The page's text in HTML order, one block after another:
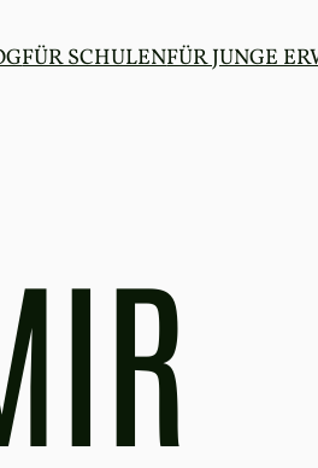
FÜR SCHULENFÜR JUNGE